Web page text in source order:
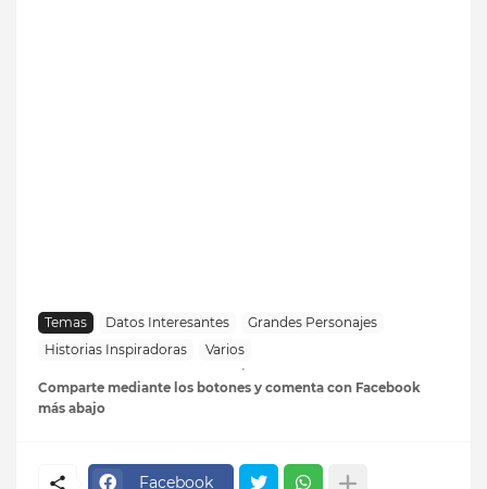
Temas Datos Interesantes
Grandes Personajes
Historias Inspiradoras
Varios
Comparte mediante los botones y comenta con Facebook
más abajo
Facebook